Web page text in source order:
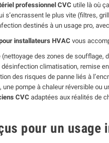
professionnel CVC utile là où
s’encrassent le plus vite (filtres,
destinés à un usage pro,
installateurs HVAC vous
des zones de soufflage,
climatisation, remise
des risques de panne liés à
pompe à chaleur réversible ou
CVC adaptées aux réalités de
pour un